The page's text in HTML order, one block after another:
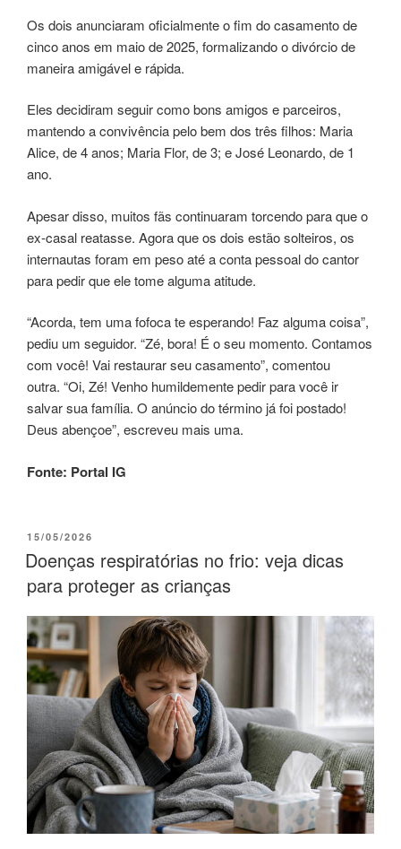
Os dois anunciaram oficialmente o fim do casamento de
cinco anos em maio de 2025, formalizando o divórcio de
maneira amigável e rápida.
Eles decidiram seguir como bons amigos e parceiros,
mantendo a convivência pelo bem dos três filhos: Maria
Alice, de 4 anos; Maria Flor, de 3; e José Leonardo, de 1
ano.
Apesar disso, muitos fãs continuaram torcendo para que o
ex-casal reatasse. Agora que os dois estão solteiros, os
internautas foram em peso até a conta pessoal do cantor
para pedir que ele tome alguma atitude.
“Acorda, tem uma fofoca te esperando! Faz alguma coisa”,
pediu um seguidor. “Zé, bora! É o seu momento. Contamos
com você! Vai restaurar seu casamento”, comentou
outra. “Oi, Zé! Venho humildemente pedir para você ir
salvar sua família. O anúncio do término já foi postado!
Deus abençoe”, escreveu mais uma.
Fonte: Portal IG
15/05/2026
Doenças respiratórias no frio: veja dicas
para proteger as crianças